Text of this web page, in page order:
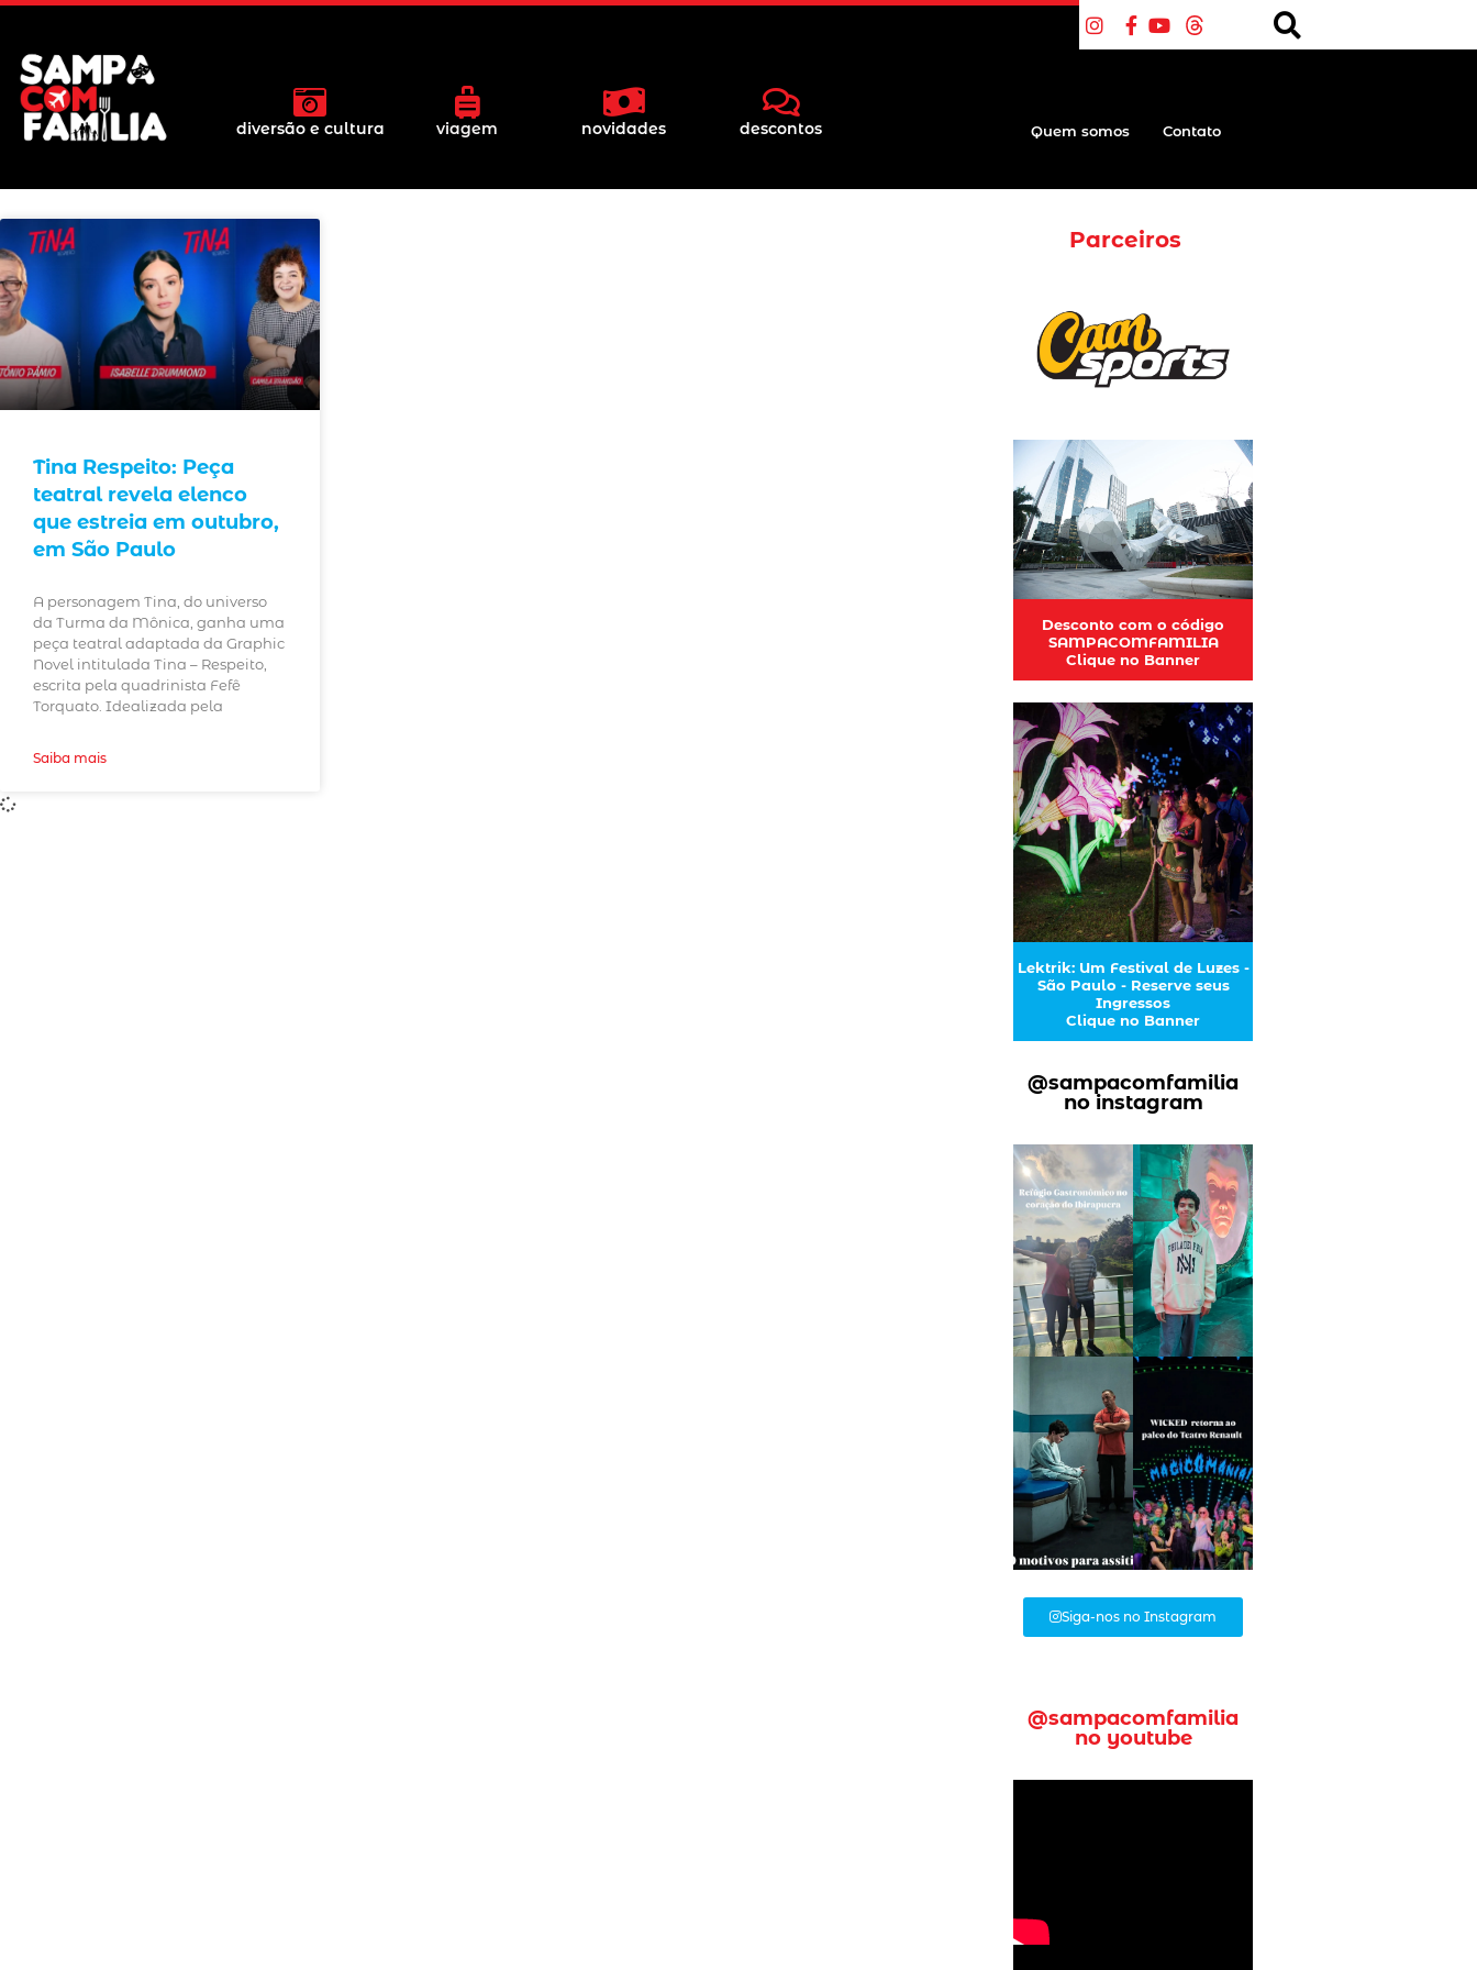
diversão e cultura viagem novidades descontos Quem somos Contato
Tina Respeito: Peça
teatral revela elenco
que estreia em outubro,
em São Paulo
A personagem Tina, do universo
da Turma da Mônica, ganha uma
peça teatral adaptada da Graphic
Novel intitulada Tina – Respeito,
escrita pela quadrinista Fefê
Torquato. Idealizada pela
Saiba mais
Parceiros
Desconto com o código
SAMPACOMFAMILIA
Clique no Banner
Lektrik: Um Festival de Luzes -
São Paulo - Reserve seus
Ingressos
Clique no Banner
@sampacomfamilia
no instagram
Siga-nos no Instagram
@sampacomfamilia
no youtube